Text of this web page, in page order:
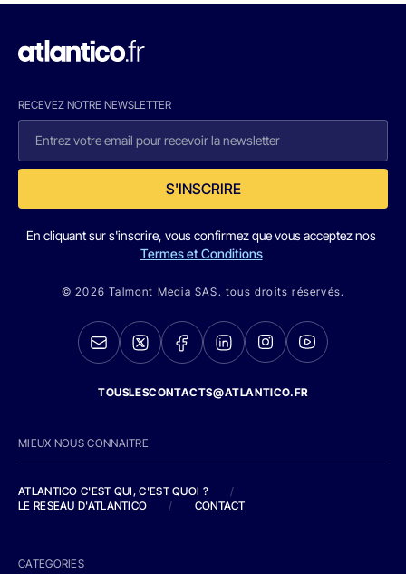
RECEVEZ NOTRE NEWSLETTER
S'INSCRIRE
En cliquant sur s'inscrire, vous confirmez que vous acceptez nos
Termes et Conditions
© 2026 Talmont Media SAS. tous droits réservés.
TOUSLESCONTACTS@ATLANTICO.FR
MIEUX NOUS CONNAITRE
ATLANTICO C'EST QUI, C'EST QUOI ?
/
LE RESEAU D'ATLANTICO
/ CONTACT
CATEGORIES